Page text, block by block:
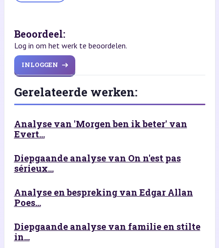
Beoordeel:
Log in om het werk te beoordelen.
INLOGGEN
Gerelateerde werken:
Analyse van 'Morgen ben ik beter' van
Evert...
Diepgaande analyse van On n'est pas
sérieux...
Analyse en bespreking van Edgar Allan
Poes...
Diepgaande analyse van familie en stilte
in...